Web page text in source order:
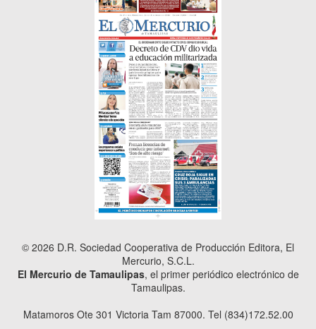
© 2026 D.R. Sociedad Cooperativa de Producción Editora, El
Mercurio, S.C.L.
El Mercurio de Tamaulipas, el primer periódico electrónico de
Tamaulipas.
Matamoros Ote 301 Victoria Tam 87000. Tel (834)172.52.00